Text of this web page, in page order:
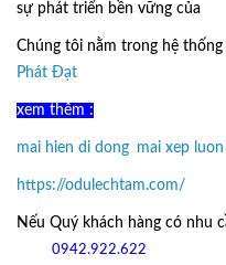
sự phát triển bền vững của
Chúng tôi nằm trong hệ
Phát Đạt
xem thêm :
mai hien di dong mai xep
https://odulechtam.com/
Nếu Quý khách hàng có nhu
0942.922.622